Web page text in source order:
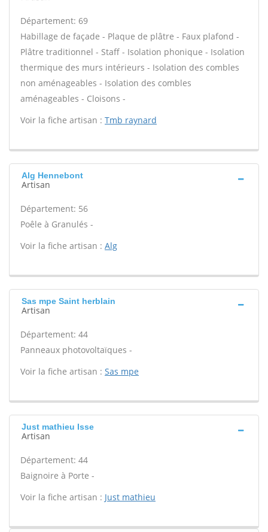
Département: 69
Habillage de façade - Plaque de plâtre - Faux plafond -
Plâtre traditionnel - Staff - Isolation phonique - Isolation
thermique des murs intérieurs - Isolation des combles
non aménageables - Isolation des combles
aménageables - Cloisons -
Voir la fiche artisan : Tmb raynard
Alg Hennebont
Artisan
Département: 56
Poêle à Granulés -
Voir la fiche artisan : Alg
Sas mpe Saint herblain
Artisan
Département: 44
Panneaux photovoltaïques -
Voir la fiche artisan : Sas mpe
Just mathieu Isse
Artisan
Département: 44
Baignoire à Porte -
Voir la fiche artisan : Just mathieu